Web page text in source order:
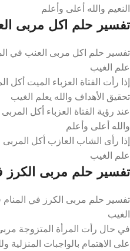
النعيم والله أعلى وأعلم
تفسير حلم اكل مربى
تفسير حلم اكل مربى العنب في
علم الغيب
إذا رأت الفتاة العزباء الميت أكل
تحقيق الأهداف والله يعلم الغيب
عند رؤية الفتاة العزباء أكل
والله أعلى وأعلم
إذا رأى الشاب العازب أكل
علم الغيب
تفسير حلم مربى الكرز
تفسير حلم مربى الكرز في المنام
الغيب
في حال رأت المرأة المتزوجة
على الاهتمام بالواجبات المنزلية